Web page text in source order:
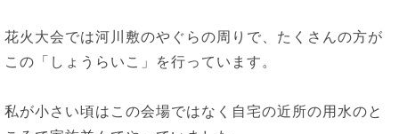
花火大会では河川敷のやぐらの周りで、たくさんの方が
この「しょうらいこ」を行っています。
私が小さい頃はこの会場ではなく自宅の近所の用水のと